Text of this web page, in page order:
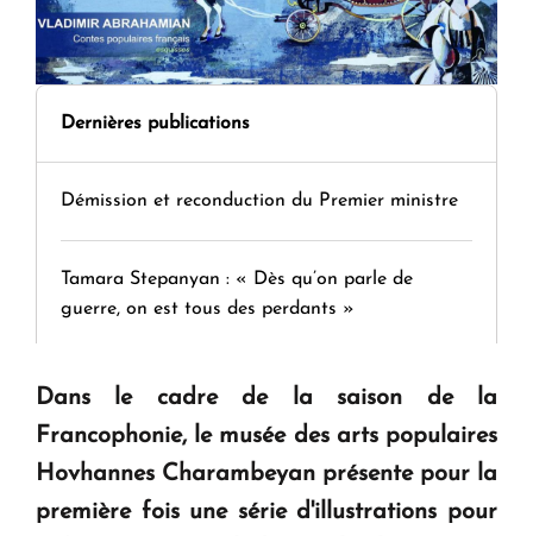
Dernières publications
Démission et reconduction du Premier ministre
Tamara Stepanyan : « Dès qu’on parle de
guerre, on est tous des perdants »
" Tant qu'il n'existe pas d'alternative concrète, la
KASA : 30 ans d'audace, de résilience et d'avenir
en Arménie
Dans le cadre de la saison de la
Francophonie, le musée des arts populaires
Hovhannes Charambeyan présente pour la
première fois une série d'illustrations pour